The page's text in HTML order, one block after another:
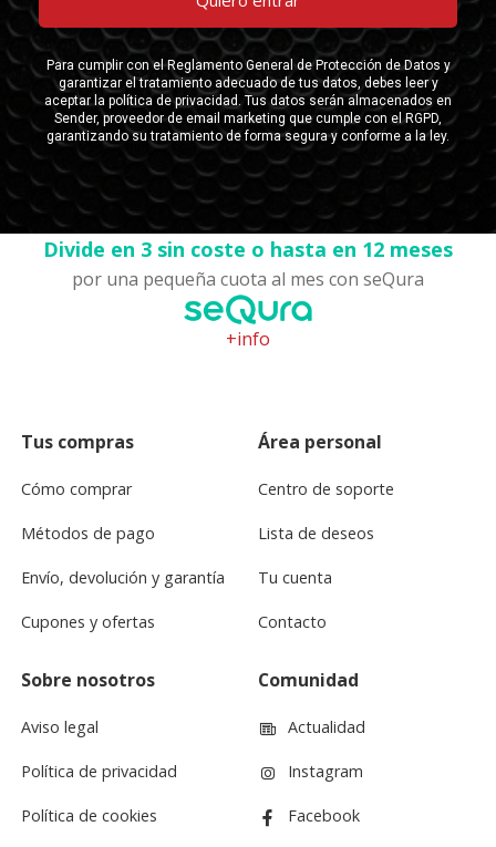
Divide en 3 sin coste o hasta en 12 meses
por una pequeña cuota al mes con seQura
+info
Tus compras
Cómo comprar
Métodos de pago
Envío, devolución y garantía
Cupones y ofertas
Área personal
Centro de soporte
Lista de deseos
Tu cuenta
Contacto
Sobre nosotros
Aviso legal
Política de privacidad
Política de cookies
Comunidad
Actualidad
Instagram
Facebook